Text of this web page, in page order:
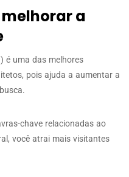
melhorar a
é uma das melhores
pois ajuda a aumentar a
chave relacionadas ao
você atrai mais visitantes